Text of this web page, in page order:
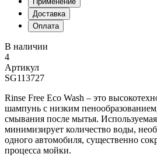
Доставка
Оплата
В наличии
4
Артикул
SG113727
Rinse Free Eco Wash – это
шампунь с низким
смывания после мытья.
минимизирует количество воды,
одного автомобиля, существенно
процесса мойки.